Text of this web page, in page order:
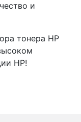
и
тонера HP
HP!